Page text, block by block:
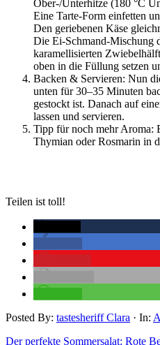
Ober-/Unterhitze (180 °C
Eine Tarte-Form einfetten
Den geriebenen Käse
Die Ei-Schmand-Mischung
karamellisierten
oben in die Füllung setzen
Backen & Servieren: Nun
unten für 30–35 Minuten
gestockt ist. Danach auf
lassen und servieren.
Tipp für noch mehr Aroma:
Thymian oder Rosmarin in
Teilen ist toll!
Posted By: tastesheriff Clara · In:
Der perfekte Sommersalat: Rote